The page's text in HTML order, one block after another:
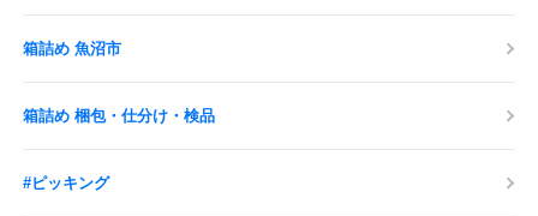
箱詰め 魚沼市
箱詰め 梱包・仕分け・検品
#ピッキング